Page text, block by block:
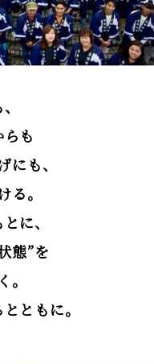
も
にも、
る。
に、
態”を
。
ともに。